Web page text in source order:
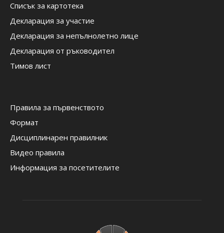
Списък за картотека
Декларация за участие
Декларация за непълнолетно лице
Декларация от ръководител
Тимов лист
Правила за първенството
Формат
Дисциплинарен правилник
Видео правила
Информация за посетителите